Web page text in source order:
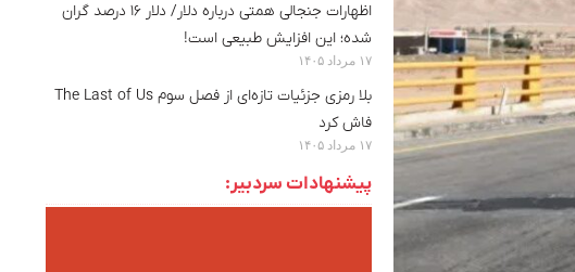
اظهارات جنجالی همتی درباره دلار/ دلار ۱۶ درصد گران
شده؛ این افزایش طبیعی است!
۱۷ مرداد ۱۴۰۵
بلا رمزی جزئیات تازه‌ای از فصل سوم The Last of Us
فاش کرد
۱۷ مرداد ۱۴۰۵
پیشنهادات سردبیر: